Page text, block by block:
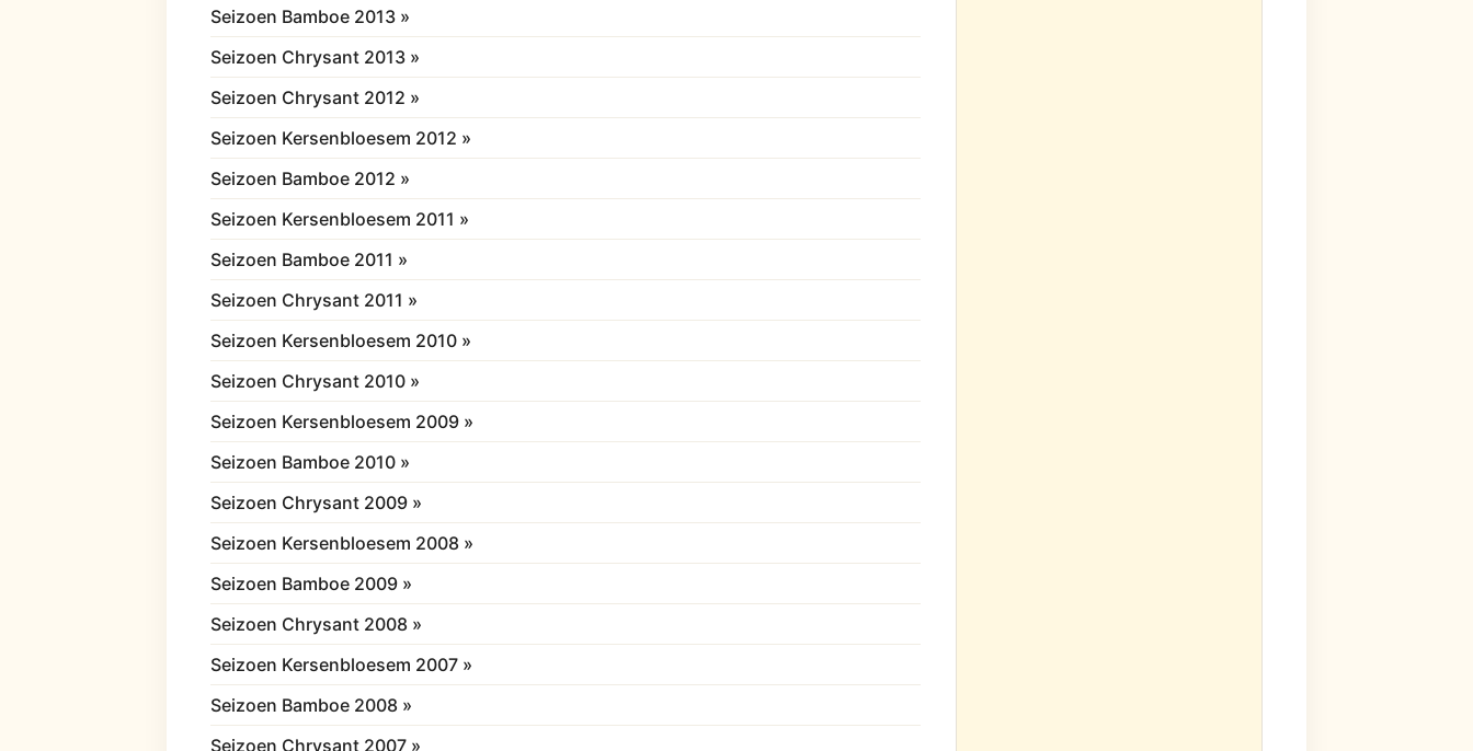
Seizoen Bamboe 2013 »
Seizoen Chrysant 2013 »
Seizoen Chrysant 2012 »
Seizoen Kersenbloesem 2012 »
Seizoen Bamboe 2012 »
Seizoen Kersenbloesem 2011 »
Seizoen Bamboe 2011 »
Seizoen Chrysant 2011 »
Seizoen Kersenbloesem 2010 »
Seizoen Chrysant 2010 »
Seizoen Kersenbloesem 2009 »
Seizoen Bamboe 2010 »
Seizoen Chrysant 2009 »
Seizoen Kersenbloesem 2008 »
Seizoen Bamboe 2009 »
Seizoen Chrysant 2008 »
Seizoen Kersenbloesem 2007 »
Seizoen Bamboe 2008 »
Seizoen Chrysant 2007 »